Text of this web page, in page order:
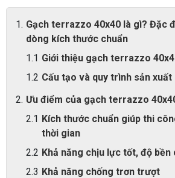
Gạch terrazzo 40x40 là gì? Đặc
dòng kích thước chuẩn
Giới thiệu gạch terrazzo
Cấu tạo và quy trình sản xuất
Ưu điểm của gạch terrazzo
Kích thước chuẩn giúp thi
thời gian
Khả năng chịu lực tốt, độ bền
Khả năng chống trơn trượt